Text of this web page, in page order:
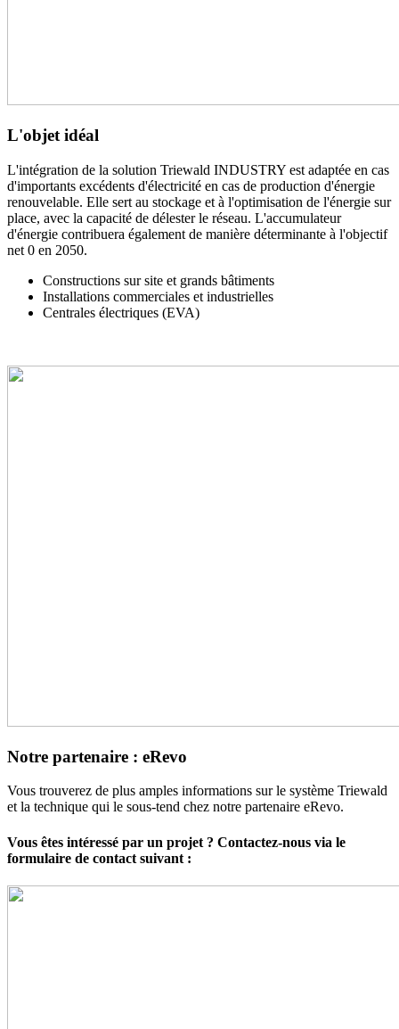
L'objet idéal
L'intégration de la solution Triewald INDUSTRY est adaptée en cas
d'importants excédents d'électricité en cas de production d'énergie
renouvelable. Elle sert au stockage et à l'optimisation de l'énergie sur
place, avec la capacité de délester le réseau. L'accumulateur
d'énergie contribuera également de manière déterminante à l'objectif
net 0 en 2050.
Constructions sur site et grands bâtiments
Installations commerciales et industrielles
Centrales électriques (EVA)
Notre partenaire : eRevo
Vous trouverez de plus amples informations sur le système Triewald
et la technique qui le sous-tend chez notre partenaire eRevo.
Vous êtes intéressé par un projet ? Contactez-nous via le
formulaire de contact suivant :